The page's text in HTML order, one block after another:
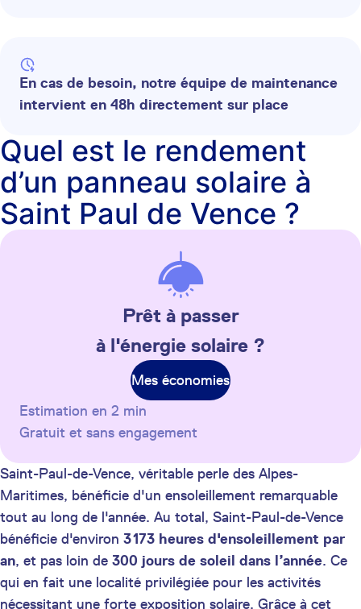
En cas de besoin, notre équipe de maintenance
intervient en 48h directement sur place
Quel est le rendement
d’un panneau solaire à
Saint Paul de Vence ?
Prêt à passer
à l'énergie solaire ?
Mes économies
Estimation en 2 min
Gratuit et sans engagement
Saint-Paul-de-Vence, véritable perle des Alpes-
Maritimes, bénéficie d'un ensoleillement remarquable
tout au long de l'année. Au total, Saint-Paul-de-Vence
bénéficie d'environ 3 173 heures d'ensoleillement par
an, et pas loin de 300 jours de soleil dans l’année. Ce
qui en fait une localité privilégiée pour les activités
nécessitant une forte exposition solaire. Grâce à cet